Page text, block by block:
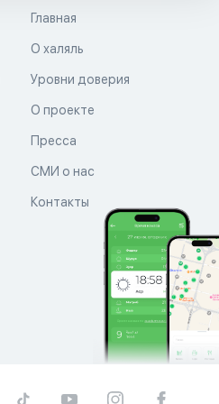
Главная
О халяль
Уровни доверия
О проекте
Пресса
СМИ о нас
Контакты